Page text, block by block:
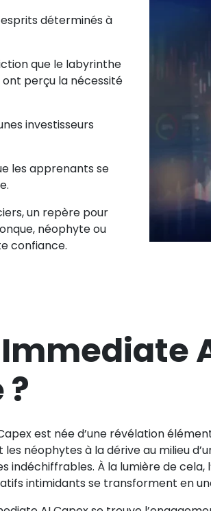
déterminés à
que le labyrinthe
perçu la nécessité
investisseurs
les apprenants se
un repère pour
néophyte ou
confiance.
est née d’une révélation
néophytes à la dérive au milieu
indéchiffrables. À la lumière de
intimidants se transforment en